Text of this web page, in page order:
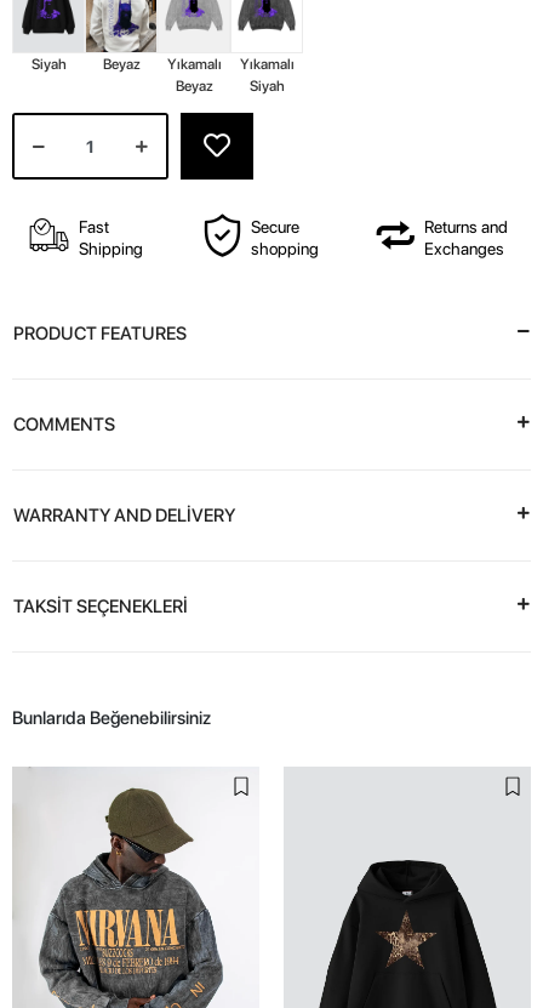
Siyah Beyaz
Yıkamalı
Beyaz
Yıkamalı
Siyah
Fast
Shipping
Secure
shopping
Returns and
Exchanges
PRODUCT FEATURES
COMMENTS
WARRANTY AND DELİVERY
TAKSİT SEÇENEKLERİ
Bunlarıda Beğenebilirsiniz